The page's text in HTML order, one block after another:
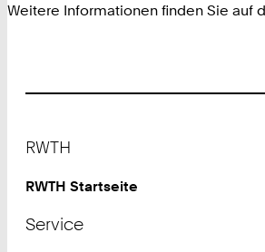
Weitere Informationen finden Sie auf
RWTH
RWTH Startseite
Service